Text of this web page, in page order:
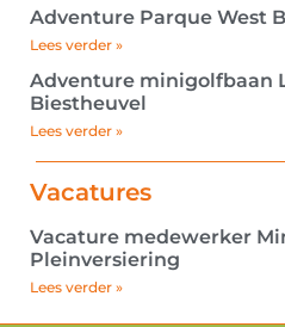
Adventure Parque West
Lees verder »
Adventure minigolfbaan
Biestheuvel
Lees verder »
Vacatures
Vacature medewerker
Pleinversiering
Lees verder »